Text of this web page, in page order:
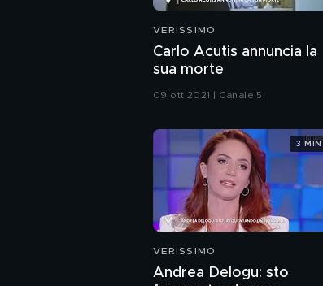
VERISSIMO
Carlo Acutis annuncia la
sua morte
09 ott 2021 | Canale 5
VERISSIMO
Andrea Delogu: sto
3 MIN